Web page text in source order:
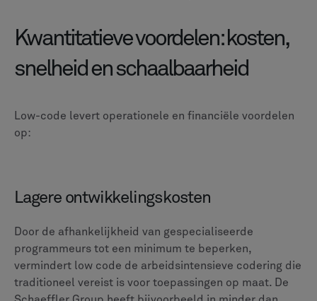
Kwantitatieve voordelen: kosten,
snelheid en schaalbaarheid
Low-code levert operationele en financiële voordelen
op:
Lagere ontwikkelingskosten
Door de afhankelijkheid van gespecialiseerde
programmeurs tot een minimum te beperken,
vermindert low code de arbeidsintensieve codering die
traditioneel vereist is voor toepassingen op maat. De